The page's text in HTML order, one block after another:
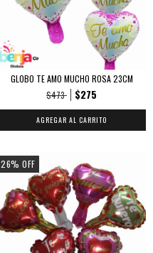
GLOBO TE AMO MUCHO ROSA 23CM
$473
$275
26% OFF